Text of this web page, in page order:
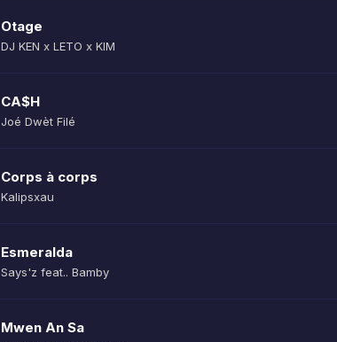
Otage
DJ KEN x LETO x KIM
CA$H
Joé Dwèt Filé
Corps à corps
Kalipsxau
Esmeralda
Says'z feat.. Bamby
Mwen An Sa